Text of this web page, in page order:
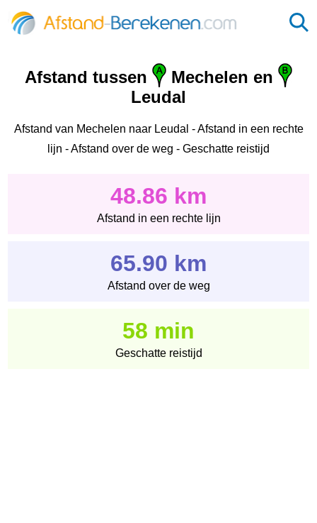
Afstand tussen
Mechelen en
Leudal‎
Afstand van Mechelen naar Leudal‎ - Afstand in een rechte
lijn - Afstand over de weg - Geschatte reistijd
48.86 km
Afstand in een rechte lijn
65.90 km
Afstand over de weg
58 min
Geschatte reistijd